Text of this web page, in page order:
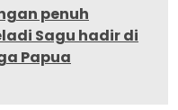
penuh
Sagu hadir di
Papua